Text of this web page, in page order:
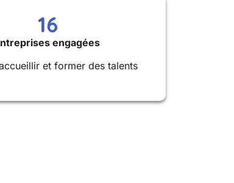
16
engagées
et former des talents